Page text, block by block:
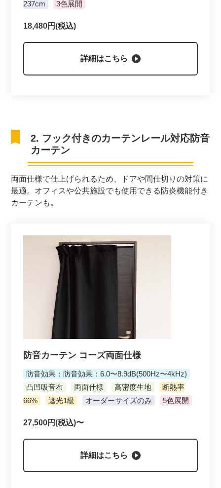
237cm
3色展開
18,480円(税込)
詳細はこちら
2. フック付きのカーテンレール対応防音
カーテン
両面仕様で仕上げられるため、ドアや間仕切りの対策に
最適。オフィスや公共施設でも使用できる防炎機能付き
カーテンも。
防音カーテン コーズ両面仕様
防音効果：防音効果：6.0〜8.9dB(500Hz〜4kHz)
凸凹吸音布
両面仕様 高密度生地
断熱率
66%
遮光1級 オーダーサイズのみ 5色展開
27,500円(税込)〜
詳細はこちら